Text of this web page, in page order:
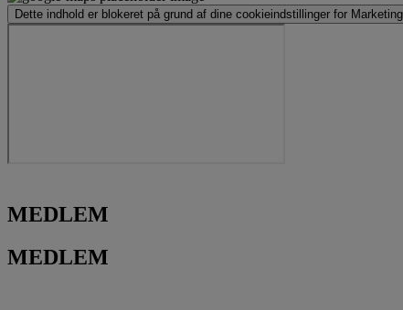
Dette indhold er blokeret på grund af dine cookieindstillinger for
MEDLEM
MEDLEM